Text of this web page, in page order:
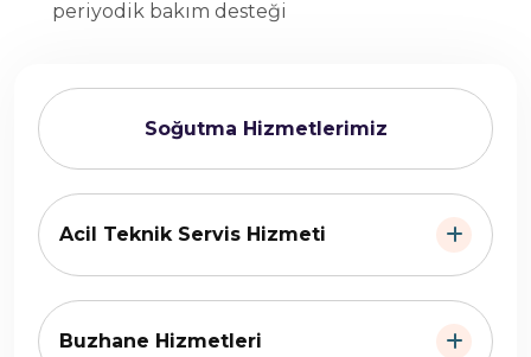
Soğutma Hizmetlerimiz
Acil Teknik Servis Hizmeti
Buzhane Hizmetleri
periyodik bakım desteği